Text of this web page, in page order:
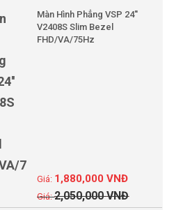
Màn Hình Phẳng VSP 24''
V2408S Slim Bezel
FHD/VA/75Hz
2,050,000VNĐ
1,880,000VNĐ